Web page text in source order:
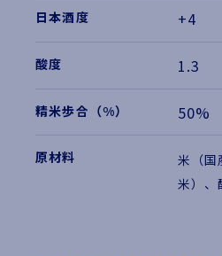
+4
1.3
50%
米（国
米）、